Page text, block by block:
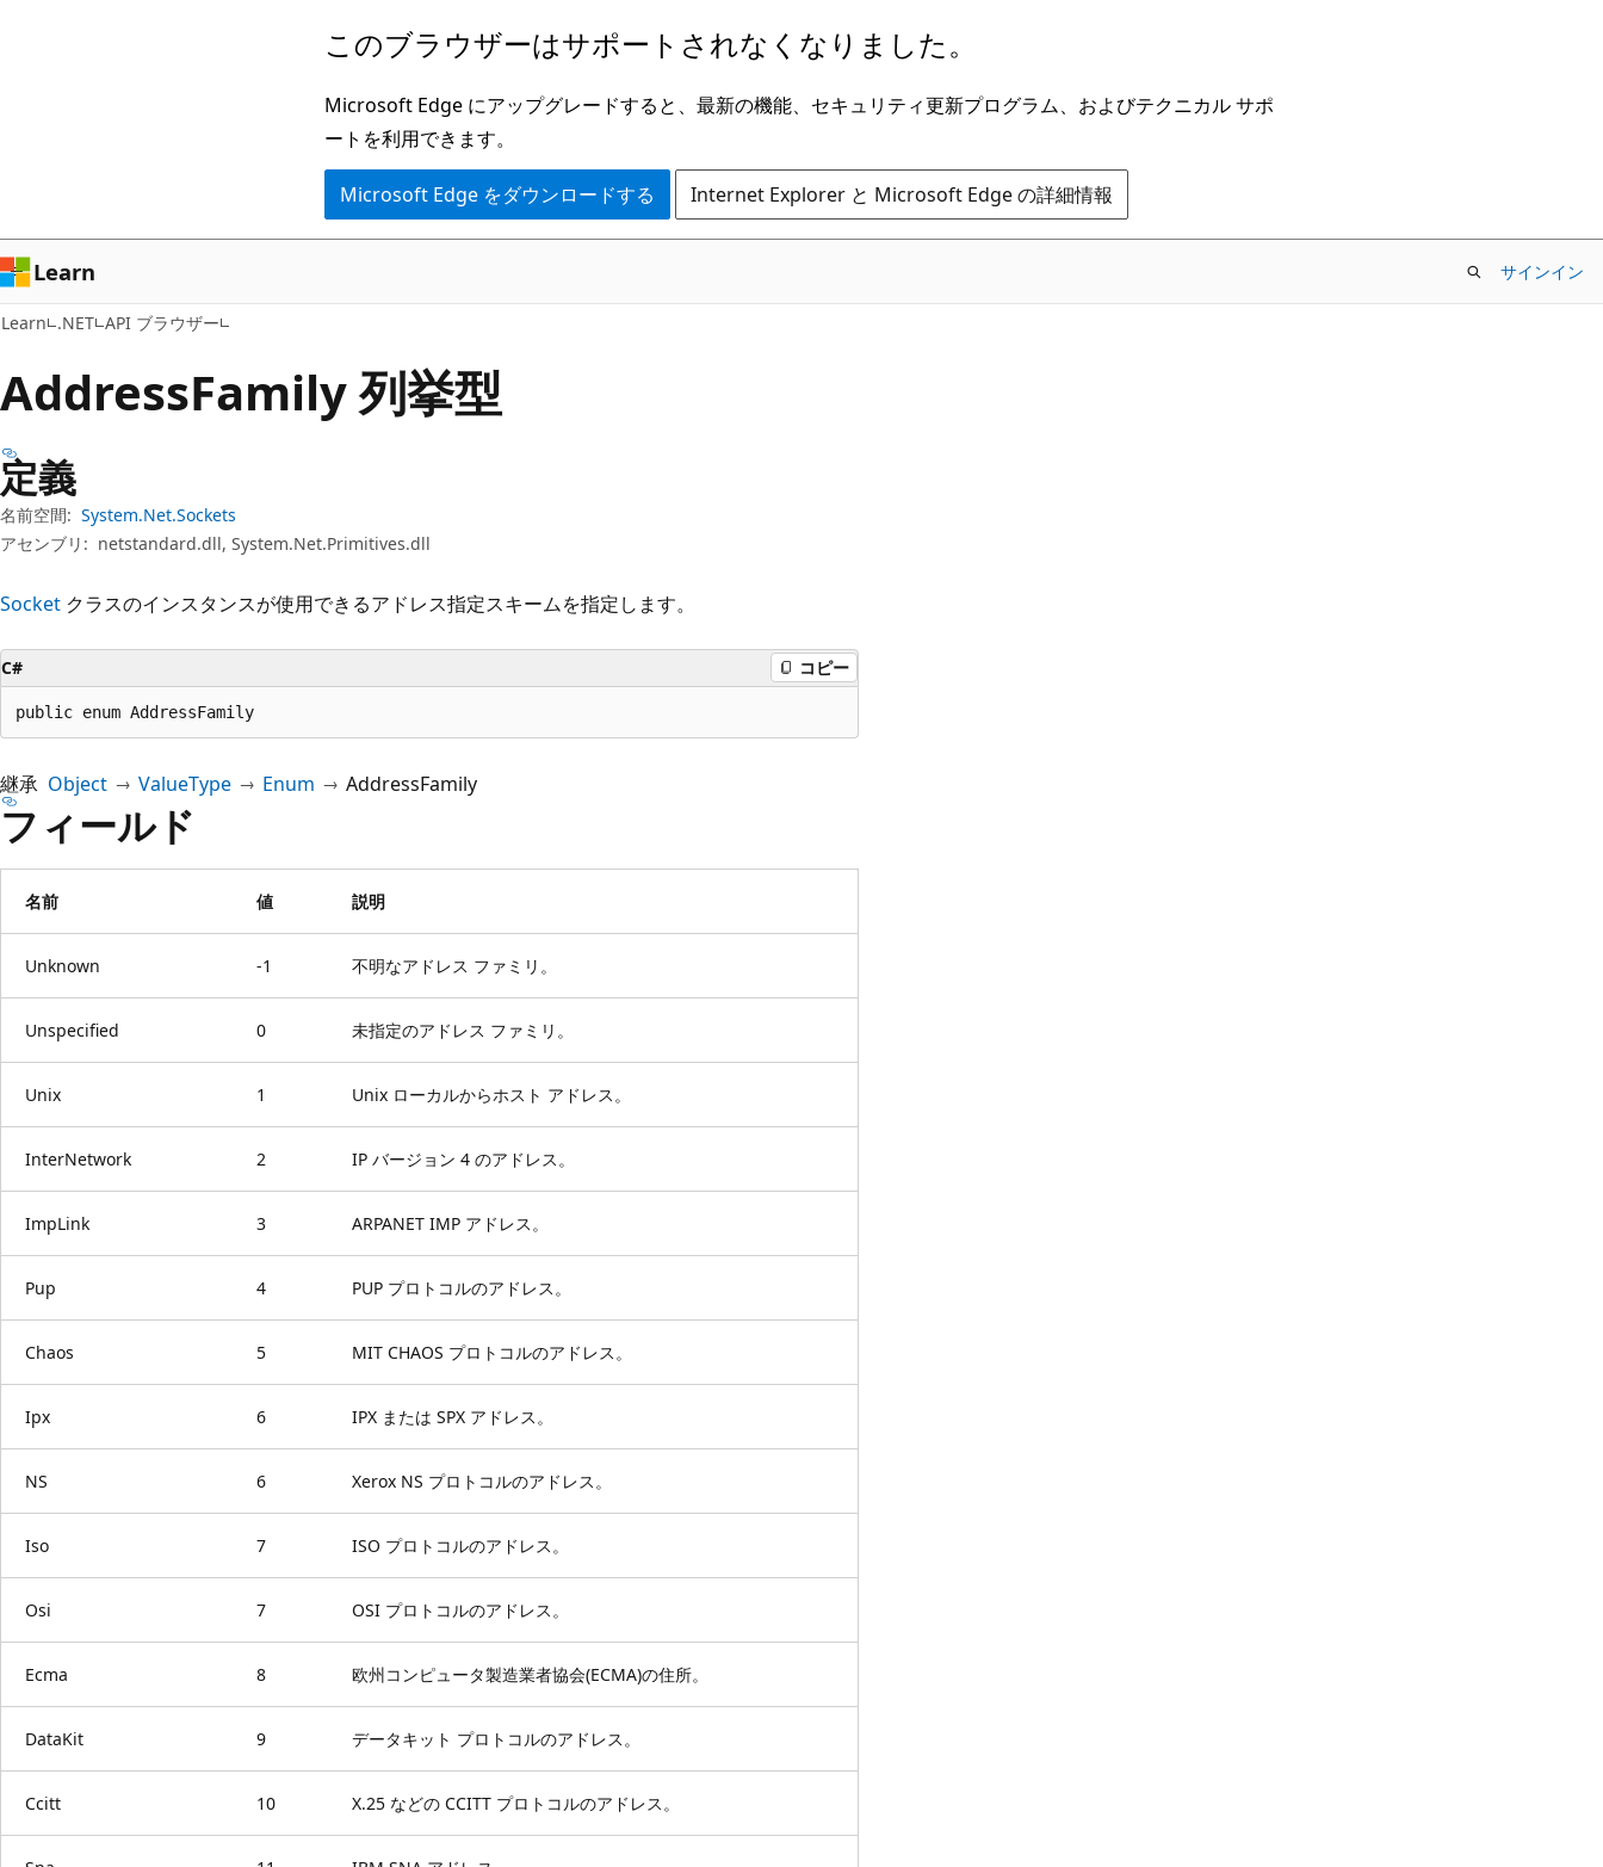
ン
ツ
に
ス
ッ
ゲ
ー
シ
ョ
に
キ
ッ
プ
このブラウザーはサポートされなくなりました。
Microsoft Edge にアップグレードすると、最新の機能、セキュリティ更新プログラム、およびテクニカル サポ
ートを利用できます。
Microsoft Edge をダウンロードする Internet Explorer と Microsoft Edge の詳細情報
Learn サインイン
Learn .NET API ブラウザー
AddressFamily 列挙型
定義
名前空間: System.Net.Sockets
アセンブリ: netstandard.dll, System.Net.Primitives.dll
Socket クラスのインスタンスが使用できるアドレス指定スキームを指定します。
C# コピー
public enum AddressFamily
継承 Object ValueType Enum AddressFamily
フィールド
名前 値 説明
Unknown -1 不明なアドレス ファミリ。
Unspecified 0 未指定のアドレス ファミリ。
Unix 1 Unix ローカルからホスト アドレス。
InterNetwork 2 IP バージョン 4 のアドレス。
ImpLink 3 ARPANET IMP アドレス。
Pup 4 PUP プロトコルのアドレス。
Chaos 5 MIT CHAOS プロトコルのアドレス。
Ipx 6 IPX または SPX アドレス。
NS 6 Xerox NS プロトコルのアドレス。
Iso 7 ISO プロトコルのアドレス。
Osi 7 OSI プロトコルのアドレス。
Ecma 8 欧州コンピュータ製造業者協会(ECMA)の住所。
DataKit 9 データキット プロトコルのアドレス。
Ccitt 10 X.25 などの CCITT プロトコルのアドレス。